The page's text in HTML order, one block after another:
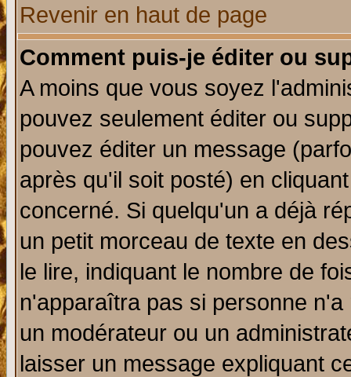
Revenir en haut de page
Comment puis-je éditer ou
A moins que vous soyez
pouvez seulement éditer ou
pouvez éditer un message
après qu'il soit posté) en
concerné. Si quelqu'un a déjà
un petit morceau de texte en
le lire, indiquant le nombre de
n'apparaîtra pas si personne
un modérateur ou un
laisser un message expliquant